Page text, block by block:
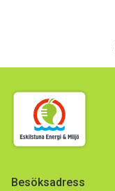
Besöksadress